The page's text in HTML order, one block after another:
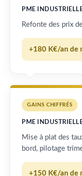
PME
Refonte des prix
+180 K€/an de
GAINS CHIFFRÉS
PME
Mise à plat des
bord, pilotage
+150 K€/an de